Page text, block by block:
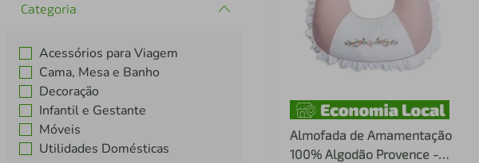
Categoria
Acessórios para Viagem
Cama, Mesa e Banho
Decoração
Infantil e Gestante
Móveis
Utilidades Domésticas
Almofada de Amamentação
100% Algodão Provence -